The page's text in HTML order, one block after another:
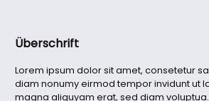
Überschrift
Lorem ipsum dolor sit amet, consetetur
diam nonumy eirmod tempor invidunt ut
magna aliquyam erat, sed diam